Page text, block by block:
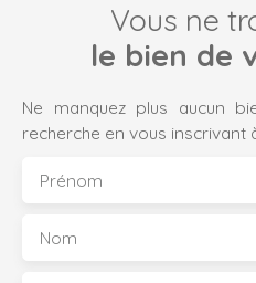
Vous ne
le bien de
Ne manquez plus aucun
recherche en vous inscrivant
Prénom
Nom